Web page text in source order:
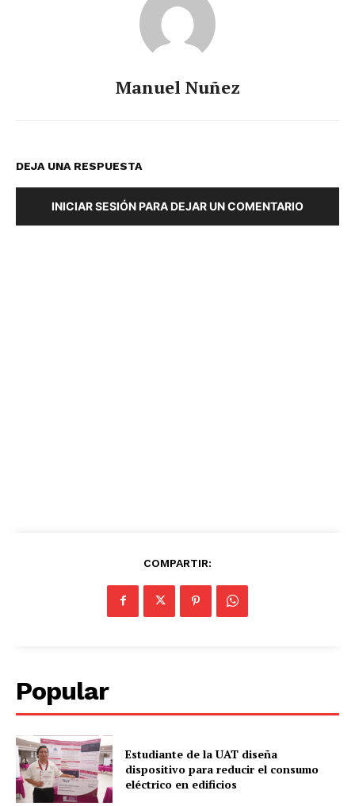
Manuel Nuñez
DEJA UNA RESPUESTA
INICIAR SESIÓN PARA DEJAR UN COMENTARIO
COMPARTIR:
Popular
Estudiante de la UAT diseña
dispositivo para reducir el consumo
eléctrico en edificios